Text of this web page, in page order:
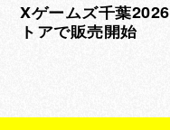
Xゲームズ千葉
トアで販売開始